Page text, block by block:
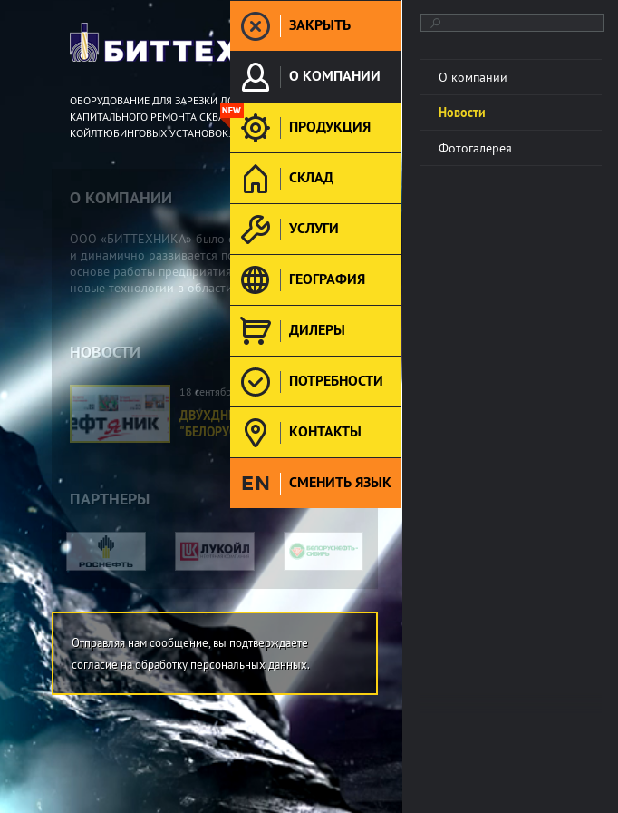
ОБОРУДОВАНИЕ ДЛЯ ЗАРЕЗКИ ДОПОЛНИТЕЛЬНЫХ СТВОЛОВ И
КАПИТАЛЬНОГО РЕМОНТА СКВАЖИН. ИНСТРУМЕНТ ДЛЯ
КОЙЛТЮБИНГОВЫХ УСТАНОВОК.
О КОМПАНИИ
ООО «БИТТЕХНИКА» было основано в 1996 году
и динамично развивается по настоящее время. В
основе работы предприятия лежат традиции и
новые технологии в области проектирования...
НОВОСТИ
18 сентября 2025
ДВУХДНЕВНЫЙ СЕМИНАР В ПО
"БЕЛОРУСНЕФТЬ"
ПАРТНЕРЫ
Отправляя нам сообщение, вы подтверждаете
согласие на обработку персональных данных.
ЗАКРЫТЬ
О КОМПАНИИ
ПРОДУКЦИЯ
СКЛАД
УСЛУГИ
ГЕОГРАФИЯ
ДИЛЕРЫ
ПОТРЕБНОСТИ
КОНТАКТЫ
СМЕНИТЬ ЯЗЫК
О компании
Новости
Фотогалерея